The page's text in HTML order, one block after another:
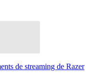
de streaming de Razer